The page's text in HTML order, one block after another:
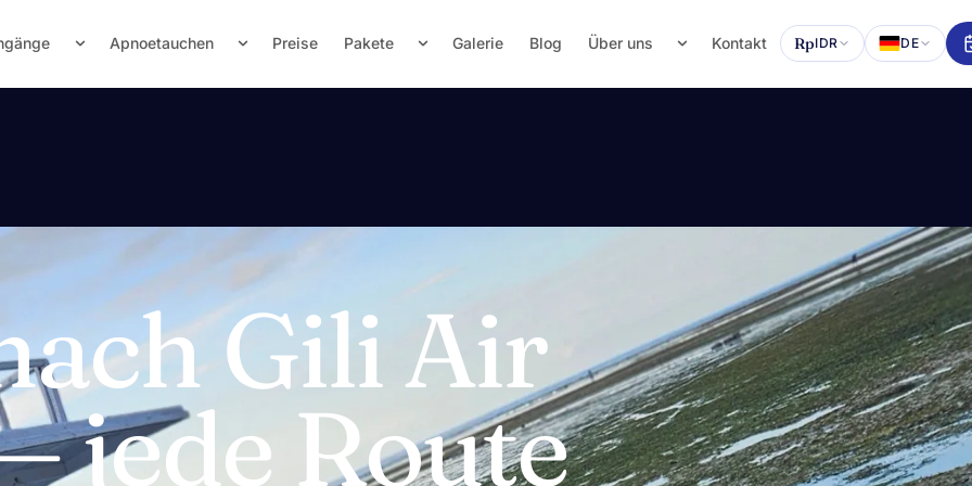
Apnoetauchen Preise Pakete Galerie Blog Über uns Kontakt RpIDR DE
Gili Air
jede Route